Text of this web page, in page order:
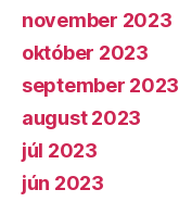
november 2023
október 2023
september 2023
august 2023
júl 2023
jún 2023